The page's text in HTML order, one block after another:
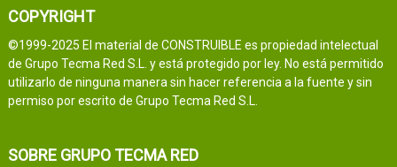
COPYRIGHT
©1999-2025 El material de CONSTRUIBLE es propiedad intelectual
de Grupo Tecma Red S.L. y está protegido por ley. No está permitido
utilizarlo de ninguna manera sin hacer referencia a la fuente y sin
permiso por escrito de Grupo Tecma Red S.L.
SOBRE GRUPO TECMA RED